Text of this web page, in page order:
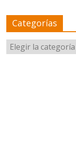
Categorías
Categorías